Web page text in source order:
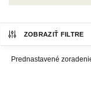
ZOBRAZIŤ FILTRE